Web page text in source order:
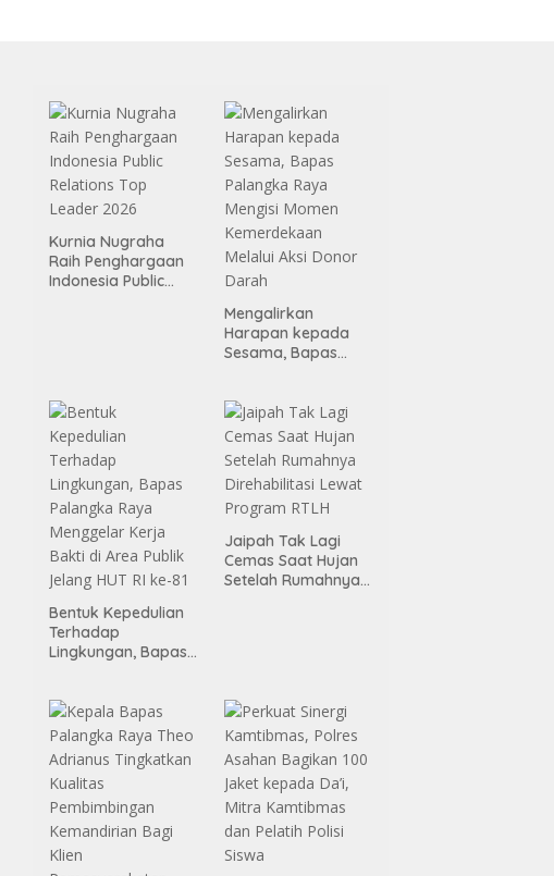
Kurnia Nugraha
Raih Penghargaan
Indonesia Public
Mengalirkan
Harapan kepada
Sesama, Bapas
Kemerdekaan
Melalui Aksi Donor
Darah
Bentuk Kepedulian
Terhadap
Lingkungan, Bapas
Bakti di Area Publik
Jelang HUT RI ke-81
Jaipah Tak Lagi
Cemas Saat Hujan
Setelah Rumahnya